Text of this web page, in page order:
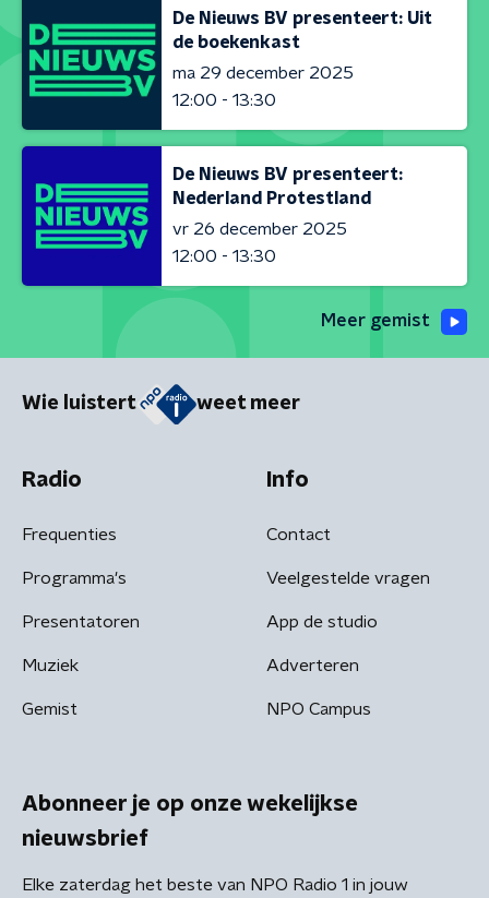
De Nieuws BV presenteert: Uit
de boekenkast
ma 29 december 2025
12:00 - 13:30
De Nieuws BV presenteert:
Nederland Protestland
vr 26 december 2025
12:00 - 13:30
Meer gemist
Wie luistert weet meer
Radio
Frequenties
Programma's
Presentatoren
Muziek
Gemist
Info
Contact
Veelgestelde vragen
App de studio
Adverteren
NPO Campus
Abonneer je op onze wekelijkse
nieuwsbrief
Elke zaterdag het beste van NPO Radio 1 in jouw